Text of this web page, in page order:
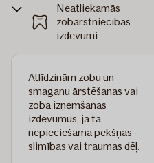
Neatliekamās
zobārstniecības
izdevumi
Atlīdzinām zobu un
smaganu ārstēšanas vai
zoba izņemšanas
izdevumus, ja tā
nepieciešama pēkšņas
slimības vai traumas dēļ.